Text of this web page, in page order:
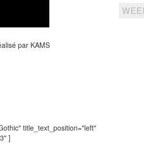
par KAMS
title_text_position="left"
]